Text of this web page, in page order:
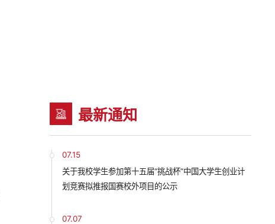
最新通知
07.15
关于我校学生参加第十五届“挑战杯”中国大学生创业计
划竞赛拟推报国赛校外项目的公示
07.07